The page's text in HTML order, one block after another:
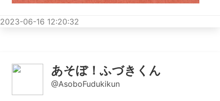
2023-06-16 12:20:32
あそぼ！ふづきくん
@AsoboFudukikun